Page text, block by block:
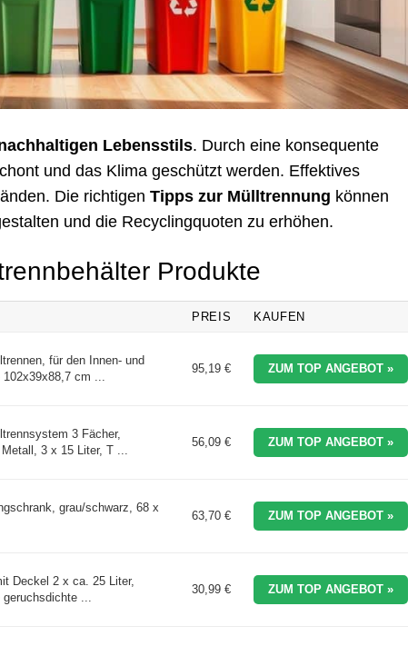
Lebensstils. Durch eine konsequente
und das Klima geschützt werden. Effektives
Die richtigen Tipps zur Mülltrennung können
und die Recyclingquoten zu erhöhen.
Produkte
PREIS KAUFEN
für den Innen- und
cm ...
95,19 € ZUM TOP ANGEBOT »
3 Fächer,
3 x 15 Liter, T ...
56,09 € ZUM TOP ANGEBOT »
grau/schwarz, 68 x
63,70 € ZUM TOP ANGEBOT »
Deckel 2 x ca. 25 Liter,
...
30,99 € ZUM TOP ANGEBOT »